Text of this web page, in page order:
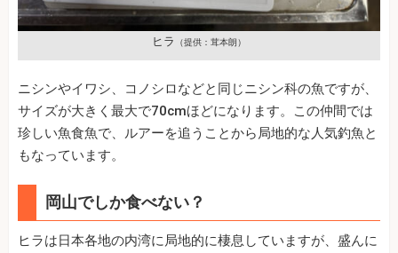
ヒラ （提供：茸本朗）
ニシンやイワシ、コノシロなどと同じニシン科の魚ですが、
サイズが大きく最大で70cmほどになります。この仲間では
珍しい魚食魚で、ルアーを追うことから局地的な人気釣魚と
もなっています。
岡山でしか食べない？
ヒラは日本各地の内湾に局地的に棲息していますが、盛んに